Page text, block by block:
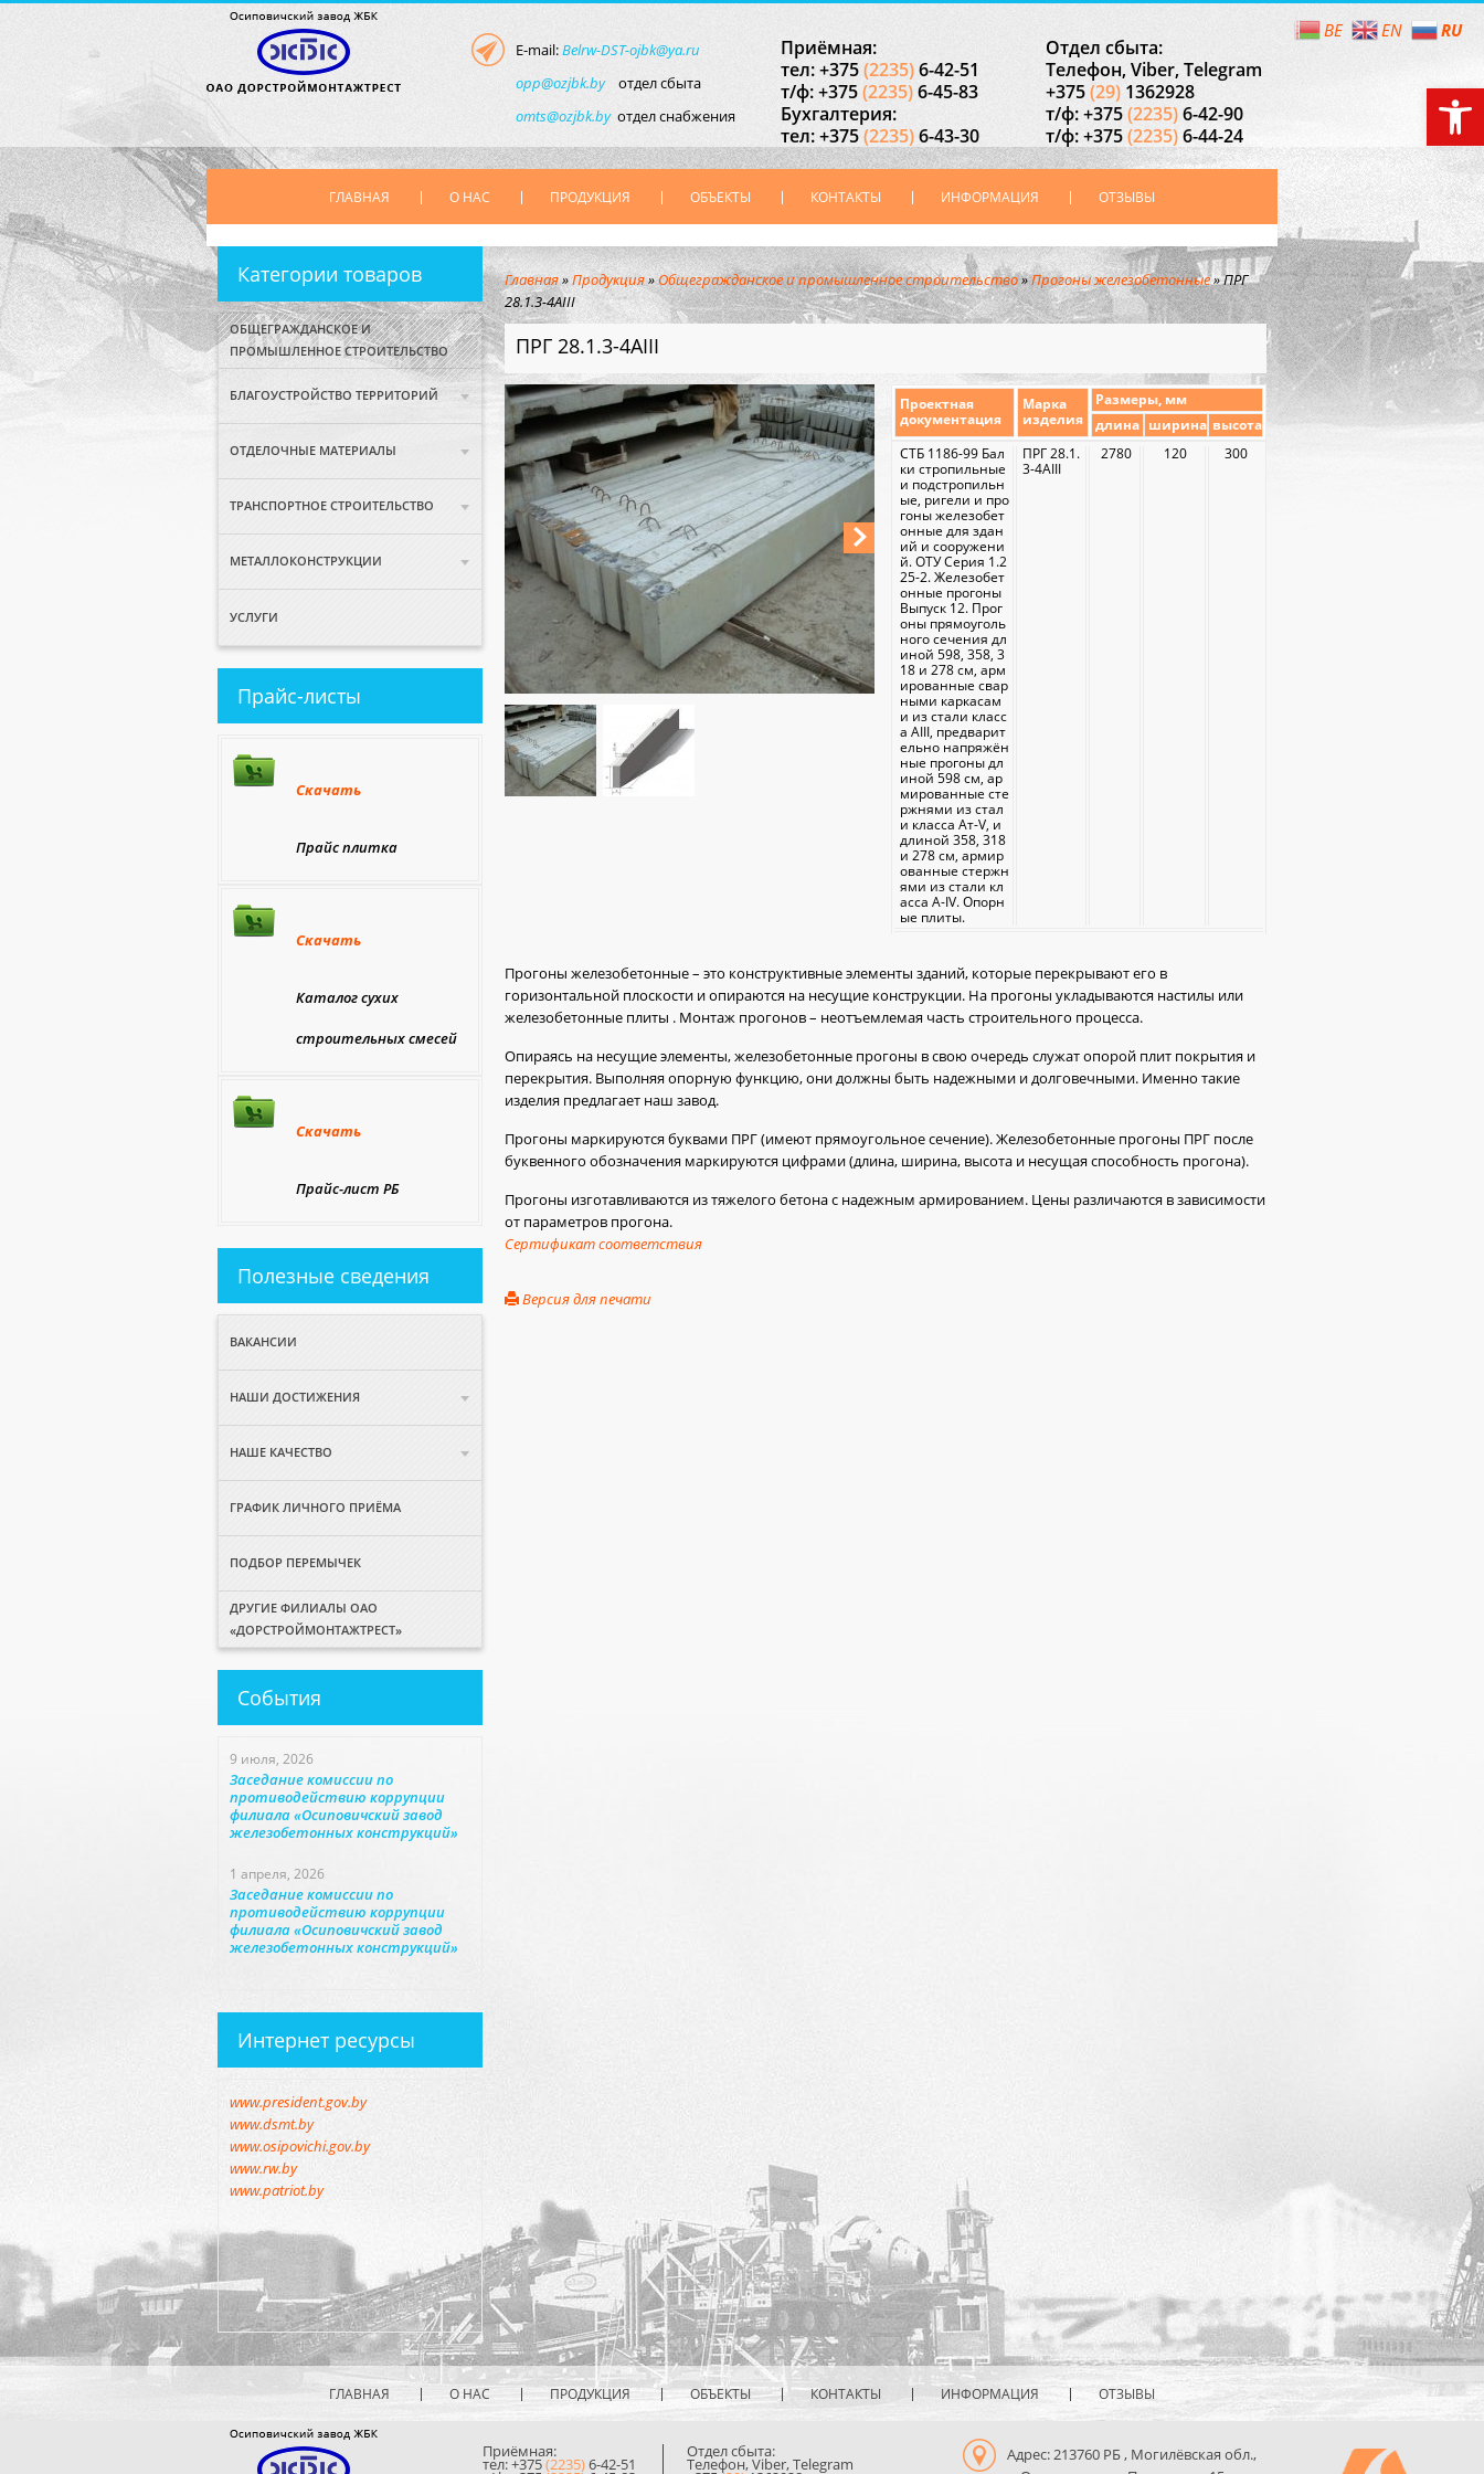
E-mail:Belrw-DST-ojbk@ya.ru
opp@ozjbk.byотдел сбыта
omts@ozjbk.byотдел снабжения
Приёмная:
тел: +375(2235)6-42-51
т/ф: +375(2235)6-45-83
Бухгалтерия:
тел: +375(2235)6-43-30
Отдел сбыта:
Телефон, Viber, Telegram
+375(29) 1362928
т/ф: +375(2235)6-42-90
т/ф: +375(2235)6-44-24
ГЛАВНАЯ О НАС ПРОДУКЦИЯ ОБЪЕКТЫ КОНТАКТЫ ИНФОРМАЦИЯ ОТЗЫВЫ
Категории товаров
ОБЩЕГРАЖДАНСКОЕ И
ПРОМЫШЛЕННОЕ СТРОИТЕЛЬСТВО
БЛАГОУСТРОЙСТВО ТЕРРИТОРИЙ
ОТДЕЛОЧНЫЕ МАТЕРИАЛЫ
ТРАНСПОРТНОЕ СТРОИТЕЛЬСТВО
МЕТАЛЛОКОНСТРУКЦИИ
УСЛУГИ
Прайс-листы
Скачать
Прайс плитка
Скачать
Каталог сухих
строительных смесей
Скачать
Прайс-лист РБ
Полезные сведения
ВАКАНСИИ
НАШИ ДОСТИЖЕНИЯ
НАШЕ КАЧЕСТВО
ГРАФИК ЛИЧНОГО ПРИЁМА
ПОДБОР ПЕРЕМЫЧЕК
ДРУГИЕ ФИЛИАЛЫ ОАО
«ДОРСТРОЙМОНТАЖТРЕСТ»
События
9 июля, 2026
Заседание комиссии по
противодействию коррупции
филиала «Осиповичский завод
железобетонных конструкций»
1 апреля, 2026
Заседание комиссии по
противодействию коррупции
филиала «Осиповичский завод
железобетонных конструкций»
Интернет ресурсы
www.president.gov.by
www.dsmt.by
www.osipovichi.gov.by
www.rw.by
www.patriot.by
Главная»Продукция»Общегражданское и промышленное строительство»Прогоны железобетонные»ПРГ
28.1.3-4АIII
ПРГ 28.1.3-4АIII
Проектная
документация
Марка
изделия
Размеры, мм
длина ширина высота
СТБ 1186-99 Бал
ки стропильные
и подстропильн
ые, ригели и про
гоны железобет
онные для здан
ий и сооружени
й. ОТУ Серия 1.2
25-2. Железобет
онные прогоны
Выпуск 12. Прог
оны прямоуголь
ного сечения дл
иной 598, 358, 3
18 и 278 см, арм
ированные свар
ными каркасам
и из стали класс
а АIII, предварит
ельно напряжён
ные прогоны дл
иной 598 см, ар
мированные сте
ржнями из стал
и класса Ат-V, и
длиной 358, 318
и 278 см, армир
ованные стержн
ями из стали кл
асса А-IV. Опорн
ые плиты.
ПРГ 28.1.
3-4АIII
2780 120 300
Прогоны железобетонные – это конструктивные элементы зданий, которые перекрывают его в
горизонтальной плоскости и опираются на несущие конструкции. На прогоны укладываются настилы или
железобетонные плиты . Монтаж прогонов – неотъемлемая часть строительного процесса.
Опираясь на несущие элементы, железобетонные прогоны в свою очередь служат опорой плит покрытия и
перекрытия. Выполняя опорную функцию, они должны быть надежными и долговечными. Именно такие
изделия предлагает наш завод.
Прогоны маркируются буквами ПРГ (имеют прямоугольное сечение). Железобетонные прогоны ПРГ после
буквенного обозначения маркируются цифрами (длина, ширина, высота и несущая способность прогона).
Прогоны изготавливаются из тяжелого бетона с надежным армированием. Цены различаются в зависимости
от параметров прогона.
Сертификат соответствия
Версия для печати
ГЛАВНАЯ О НАС ПРОДУКЦИЯ ОБЪЕКТЫ КОНТАКТЫ ИНФОРМАЦИЯ ОТЗЫВЫ
Приёмная:
тел: +375(2235)6-42-51
Отдел сбыта:
Телефон, Viber, Telegram
Адрес: 213760 РБ , Могилёвская обл.,
BE EN RU